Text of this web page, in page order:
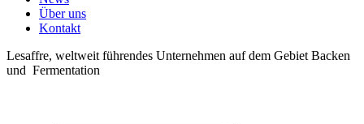
Über uns
Kontakt
Lesaffre, weltweit führendes Unternehmen auf dem Gebiet Backen
und Fermentation